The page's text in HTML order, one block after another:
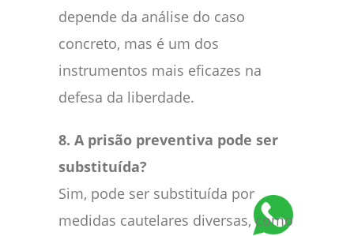
depende da análise do caso
concreto, mas é um dos
instrumentos mais eficazes na
defesa da liberdade.
8. A prisão preventiva pode ser
substituída?
Sim, pode ser substituída por
medidas cautelares diversas, como